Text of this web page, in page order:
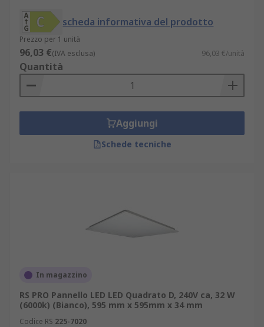
scheda informativa del prodotto
Prezzo per 1 unità
96,03 €(IVA esclusa) 96,03 €/unità
Quantità
Aggiungi
Schede tecniche
In magazzino
RS PRO Pannello LED LED Quadrato D, 240V ca, 32 W
(6000k) (Bianco), 595 mm x 595mm x 34 mm
Codice RS 225-7020